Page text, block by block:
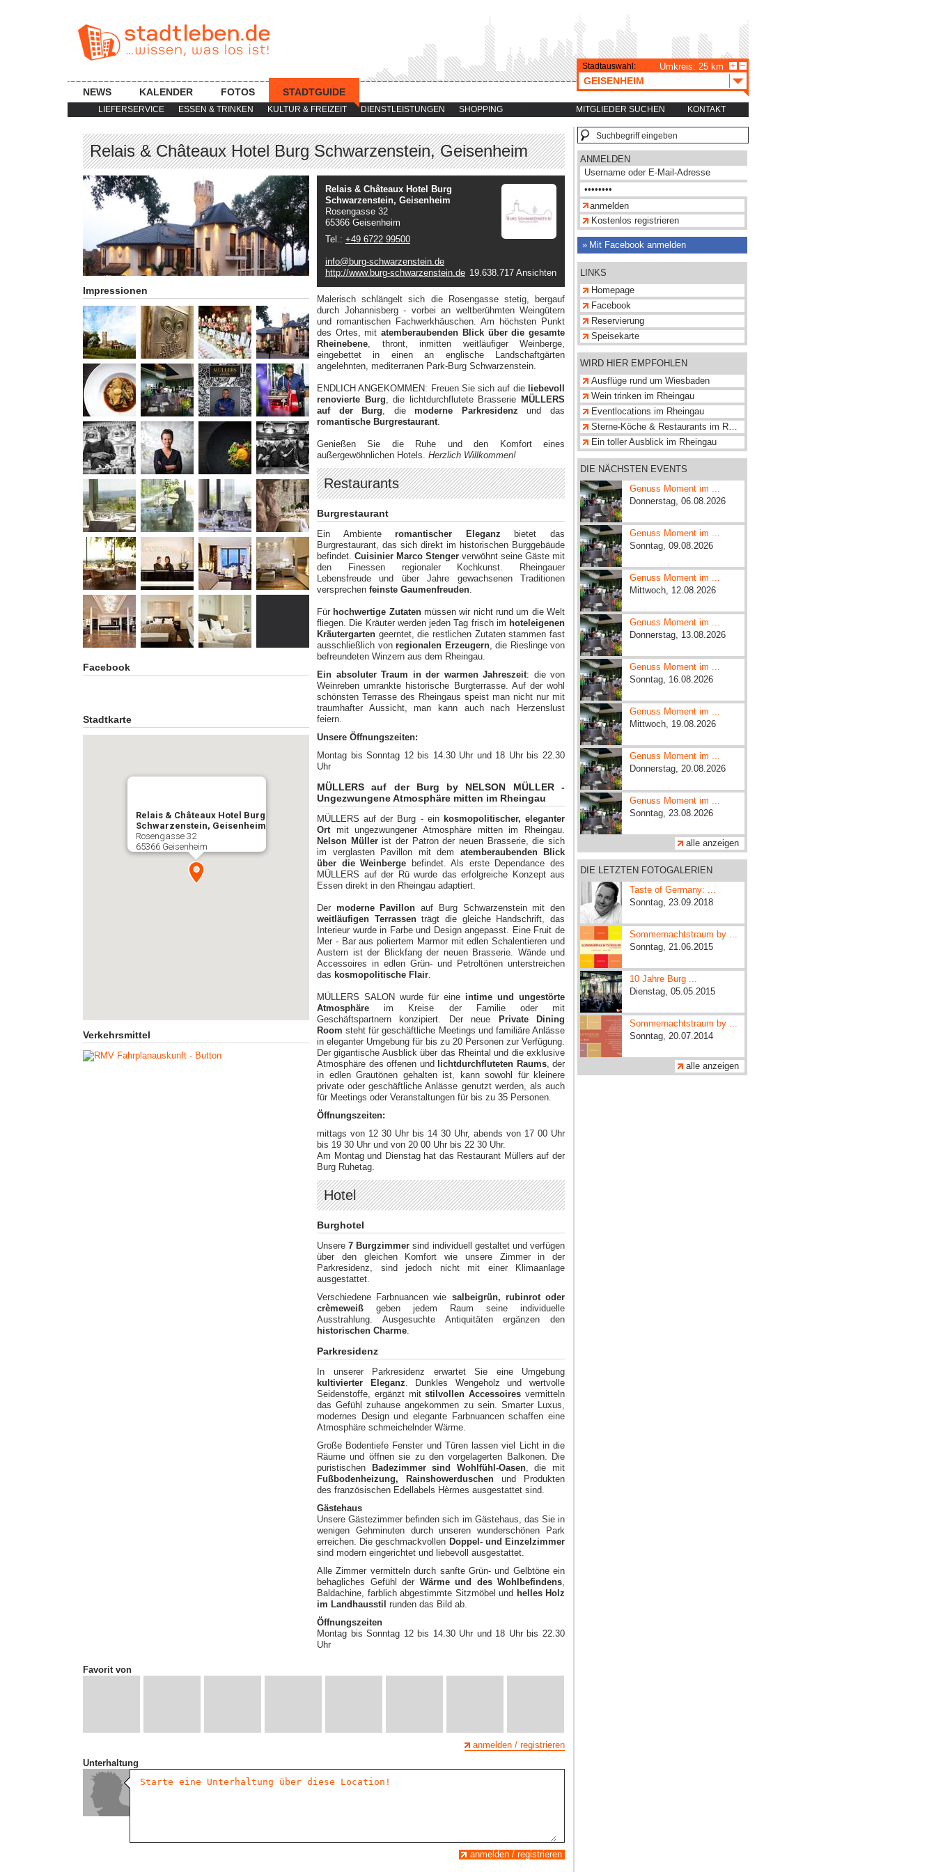
LIEFERSERVICE ESSEN & TRINKEN KULTUR & FREIZEIT DIENSTLEISTUNGEN SHOPPING MITGLIEDER SUCHEN KONTAKT
NEWS KALENDER FOTOS STADTGUIDE
Stadtauswahl: Umkreis: 25 km
GEISENHEIM
Relais & Châteaux Hotel Burg Schwarzenstein, Geisenheim
Impressionen
Facebook
Stadtkarte
Relais & Châteaux Hotel Burg
Schwarzenstein, Geisenheim
Rosengasse 32
65366 Geisenheim
Verkehrsmittel
Relais & Châteaux Hotel Burg
Schwarzenstein, Geisenheim
Rosengasse 32
65366 Geisenheim
Tel.: +49 6722 99500
info@burg-schwarzenstein.de
19.638.717 Ansichten
http://www.burg-schwarzenstein.de
Malerisch schlängelt sich die Rosengasse stetig, bergauf
durch Johannisberg - vorbei an weltberühmten Weingütern
und romantischen Fachwerkhäuschen. Am höchsten Punkt
des Ortes, mit atemberaubenden Blick über die gesamte
Rheinebene, thront, inmitten weitläufiger Weinberge,
eingebettet in einen an englische Landschaftgärten
angelehnten, mediterranen Park-Burg Schwarzenstein.
ENDLICH ANGEKOMMEN: Freuen Sie sich auf die liebevoll
renovierte Burg, die lichtdurchflutete Brasserie MÜLLERS
auf der Burg, diemoderne Parkresidenz und das
romantische Burgrestaurant.
Genießen Sie die Ruhe und den Komfort eines
außergewöhnlichen Hotels. Herzlich Willkommen!
Restaurants
Burgrestaurant
Ein Ambienteromantischer Eleganz bietet das
Burgrestaurant, das sich direkt im historischen Burggebäude
befindet. Cuisinier Marco Stenger verwöhnt seine Gäste mit
den Finessen regionaler Kochkunst. Rheingauer
Lebensfreude und über Jahre gewachsenen Traditionen
versprechen feinste Gaumenfreuden.
Für hochwertige Zutatenmüssen wir nicht rund um die Welt
fliegen. Die Kräuter werden jeden Tag frisch im hoteleigenen
Kräutergarten geerntet, die restlichen Zutaten stammen fast
ausschließlich von regionalen Erzeugern, die Rieslinge von
befreundeten Winzern aus dem Rheingau.
Ein absoluter Traum in der warmen Jahreszeit: die von
Weinreben umrankte historische Burgterrasse. Auf der wohl
schönsten Terrasse des Rheingaus speist man nicht nur mit
traumhafter Aussicht, man kann auch nach Herzenslust
feiern.
Unsere Öffnungszeiten:
Montag bis Sonntag 12 bis 14.30 Uhr und 18 Uhr bis 22.30
Uhr
MÜLLERS auf der Burg by NELSON MÜLLER -
Ungezwungene Atmosphäre mitten im Rheingau
MÜLLERS auf der Burg - ein kosmopolitischer, eleganter
Ortmit ungezwungener Atmosphäre mitten im Rheingau.
Nelson Müllerist der Patron der neuen Brasserie, die sich
im verglasten Pavillon mit dem atemberaubenden Blick
über die Weinberge befindet. Als erste Dependance des
MÜLLERS auf der Rü wurde das erfolgreiche Konzept aus
Essen direkt in den Rheingau adaptiert.
Der moderne Pavillon auf Burg Schwarzenstein mit den
weitläufigen Terrassenträgt die gleiche Handschrift, das
Interieur wurde in Farbe und Design angepasst. Eine Fruit de
Mer - Bar aus poliertem Marmor mit edlen Schalentieren und
Austern ist der Blickfang der neuen Brasserie. Wände und
Accessoires in edlen Grün- und Petroltönen unterstreichen
das kosmopolitische Flair.
MÜLLERS SALON wurde für eine intime und ungestörte
Atmosphäre im Kreise der Familie oder mit
Geschäftspartnern konzipiert. Der neue
Private Dining
Room steht für geschäftliche Meetings und familiäre Anlässe
in eleganter Umgebung für bis zu 20 Personen zur Verfügung.
Der gigantische Ausblick über das Rheintal und die exklusive
Atmosphäre des offenen und lichtdurchfluteten Raums, der
in edlen Grautönen gehalten ist, kann sowohl für kleinere
private oder geschäftliche Anlässe genutzt werden, als auch
für Meetings oder Veranstaltungen für bis zu 35 Personen.
Öffnungszeiten:
mittags von 12 30 Uhr bis 14 30 Uhr, abends von 17 00 Uhr
bis 19 30 Uhr und von 20 00 Uhr bis 22 30 Uhr.
Am Montag und Dienstag hat das Restaurant Müllers auf der
Burg Ruhetag.
Hotel
Burghotel
Unsere 7 Burgzimmer sind individuell gestaltet und verfügen
über den gleichen Komfort wie unsere Zimmer in der
Parkresidenz, sind jedoch nicht mit einer Klimaanlage
ausgestattet.
Verschiedene Farbnuancen wie salbeigrün, rubinrot oder
crèmeweiß geben jedem Raum seine individuelle
Ausstrahlung. Ausgesuchte Antiquitäten ergänzen den
historischen Charme.
Parkresidenz
In unserer Parkresidenz erwartet Sie eine Umgebung
kultivierter Eleganz. Dunkles Wengeholz und wertvolle
Seidenstoffe, ergänzt mitstilvollen Accessoires vermitteln
das Gefühl zuhause angekommen zu sein. Smarter Luxus,
modernes Design und elegante Farbnuancen schaffen eine
Atmosphäre schmeichelnder Wärme.
Große Bodentiefe Fenster und Türen lassen viel Licht in die
Räume und öffnen sie zu den vorgelagerten Balkonen. Die
puristischen
Badezimmer sind Wohlfühl-Oasen, die mit
Fußbodenheizung, Rainshowerduschen und Produkten
des französischen Edellabels Hèrmes ausgestattet sind.
Gästehaus
Unsere Gästezimmer befinden sich im Gästehaus, das Sie in
wenigen Gehminuten durch unseren wunderschönen Park
erreichen. Die geschmackvollen Doppel- und Einzelzimmer
sind modern eingerichtet und liebevoll ausgestattet.
Alle Zimmer vermitteln durch sanfte Grün- und Gelbtöne ein
behagliches Gefühl der Wärme und des Wohlbefindens,
Baldachine, farblich abgestimmte Sitzmöbel und helles Holz
im Landhausstil runden das Bild ab.
Öffnungszeiten
Montag bis Sonntag 12 bis 14.30 Uhr und 18 Uhr bis 22.30
Uhr
Favorit von
anmelden / registrieren
Unterhaltung
anmelden / registrieren
ANMELDEN
Kostenlos registrieren
Mit Facebook anmelden
LINKS
Homepage
Facebook
Reservierung
Speisekarte
WIRD HIER EMPFOHLEN
Ausflüge rund um Wiesbaden
Wein trinken im Rheingau
Eventlocations im Rheingau
Sterne-Köche & Restaurants im Rhein-Main-Gebiet
Ein toller Ausblick im Rheingau
DIE NÄCHSTEN EVENTS
Genuss Moment im ...
Donnerstag, 06.08.2026
Genuss Moment im ...
Sonntag, 09.08.2026
Genuss Moment im ...
Mittwoch, 12.08.2026
Genuss Moment im ...
Donnerstag, 13.08.2026
Genuss Moment im ...
Sonntag, 16.08.2026
Genuss Moment im ...
Mittwoch, 19.08.2026
Genuss Moment im ...
Donnerstag, 20.08.2026
Genuss Moment im ...
Sonntag, 23.08.2026
alle anzeigen
DIE LETZTEN FOTOGALERIEN
Taste of Germany: ...
Sonntag, 23.09.2018
Sommernachtstraum by ...
Sonntag, 21.06.2015
10 Jahre Burg ...
Dienstag, 05.05.2015
Sommernachtstraum by ...
Sonntag, 20.07.2014
alle anzeigen